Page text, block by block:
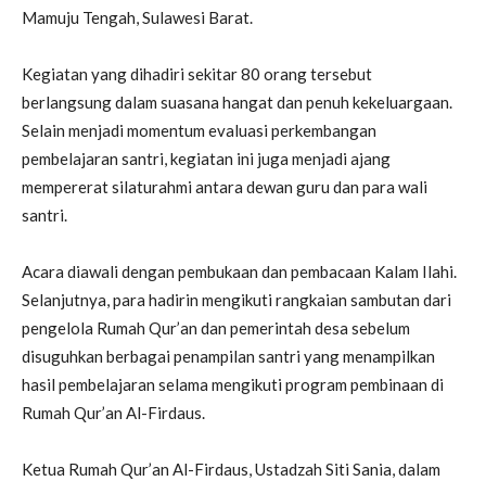
Mamuju Tengah, Sulawesi Barat.
Kegiatan yang dihadiri sekitar 80 orang tersebut
berlangsung dalam suasana hangat dan penuh kekeluargaan.
Selain menjadi momentum evaluasi perkembangan
pembelajaran santri, kegiatan ini juga menjadi ajang
mempererat silaturahmi antara dewan guru dan para wali
santri.
Acara diawali dengan pembukaan dan pembacaan Kalam Ilahi.
Selanjutnya, para hadirin mengikuti rangkaian sambutan dari
pengelola Rumah Qur’an dan pemerintah desa sebelum
disuguhkan berbagai penampilan santri yang menampilkan
hasil pembelajaran selama mengikuti program pembinaan di
Rumah Qur’an Al-Firdaus.
Ketua Rumah Qur’an Al-Firdaus, Ustadzah Siti Sania, dalam